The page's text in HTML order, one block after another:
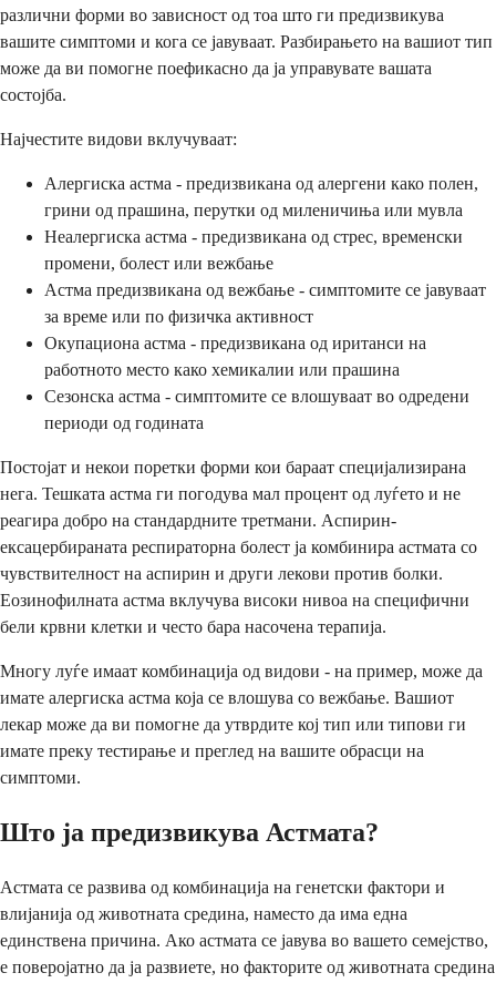
различни форми во зависност од тоа што ги предизвикува
вашите симптоми и кога се јавуваат. Разбирањето на вашиот тип
може да ви помогне поефикасно да ја управувате вашата
состојба.
Најчестите видови вклучуваат:
Алергиска астма - предизвикана од алергени како полен,
грини од прашина, перутки од миленичиња или мувла
Неалергиска астма - предизвикана од стрес, временски
промени, болест или вежбање
Астма предизвикана од вежбање - симптомите се јавуваат
за време или по физичка активност
Окупациона астма - предизвикана од иританси на
работното место како хемикалии или прашина
Сезонска астма - симптомите се влошуваат во одредени
периоди од годината
Постојат и некои поретки форми кои бараат специјализирана
нега. Тешката астма ги погодува мал процент од луѓето и не
реагира добро на стандардните третмани. Аспирин-
ексацербираната респираторна болест ја комбинира астмата со
чувствителност на аспирин и други лекови против болки.
Еозинофилната астма вклучува високи нивоа на специфични
бели крвни клетки и често бара насочена терапија.
Многу луѓе имаат комбинација од видови - на пример, може да
имате алергиска астма која се влошува со вежбање. Вашиот
лекар може да ви помогне да утврдите кој тип или типови ги
имате преку тестирање и преглед на вашите обрасци на
симптоми.
Што ја предизвикува Астмата?
Астмата се развива од комбинација на генетски фактори и
влијанија од животната средина, наместо да има една
единствена причина. Ако астмата се јавува во вашето семејство,
е поверојатно да ја развиете, но факторите од животната средина